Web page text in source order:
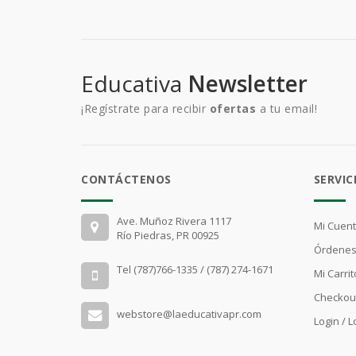
Educativa Newsletter
¡Regístrate para recibir ofertas a tu email!
CONTÁCTENOS
Ave. Muñoz Rivera 1117
Río Piedras, PR 00925
Tel (787)766-1335 / (787) 274-1671
webstore@laeducativapr.com
Mi
Mi
Login /